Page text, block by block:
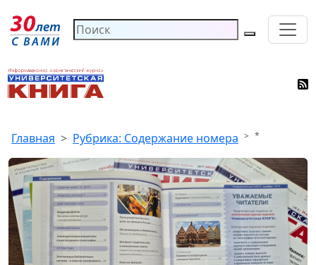
Главная Рубрика: Содержание номера *